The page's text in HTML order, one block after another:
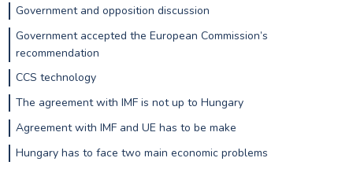
Government and opposition discussion
Government accepted the European Commission’s
recommendation
CCS technology
The agreement with IMF is not up to Hungary
Agreement with IMF and UE has to be make
Hungary has to face two main economic problems